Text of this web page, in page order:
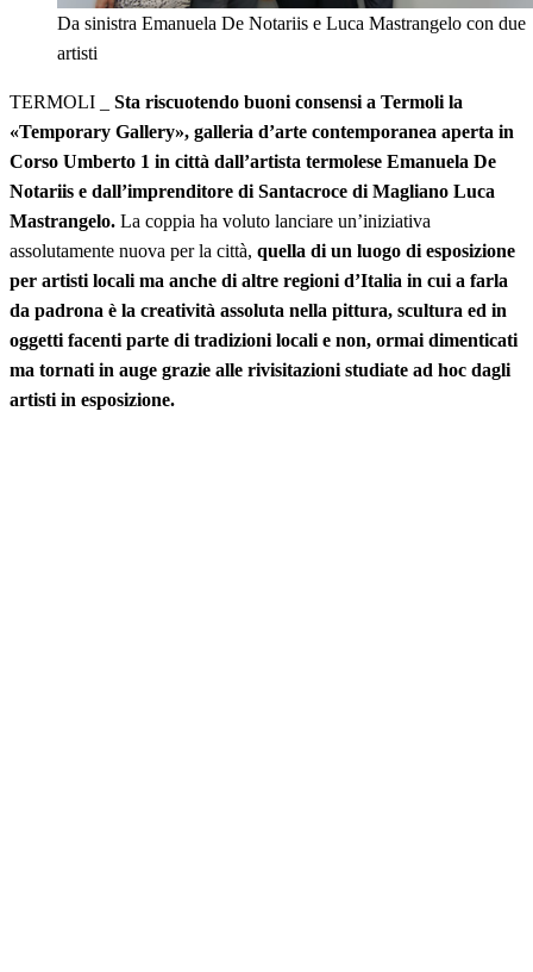
Da sinistra Emanuela De Notariis e Luca Mastrangelo con due
artisti
TERMOLI _ Sta riscuotendo buoni consensi a Termoli la
«Temporary Gallery», galleria d’arte contemporanea aperta in
Corso Umberto 1 in città dall’artista termolese Emanuela De
Notariis e dall’imprenditore di Santacroce di Magliano Luca
Mastrangelo. La coppia ha voluto lanciare un’iniziativa
assolutamente nuova per la città, quella di un luogo di esposizione
per artisti locali ma anche di altre regioni d’Italia in cui a farla
da padrona è la creatività assoluta nella pittura, scultura ed in
oggetti facenti parte di tradizioni locali e non, ormai dimenticati
ma tornati in auge grazie alle rivisitazioni studiate ad hoc dagli
artisti in esposizione.